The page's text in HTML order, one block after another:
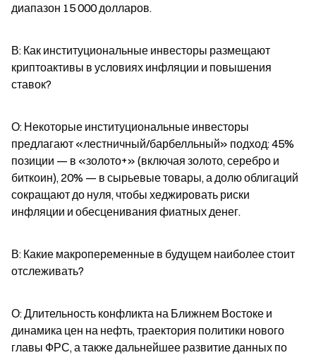
диапазон 15 000 долларов.
В: Как институциональные инвесторы размещают
криптоактивы в условиях инфляции и повышения
ставок?
О: Некоторые институциональные инвесторы
предлагают «лестничный/барбелльный» подход: 45%
позиции — в «золото+» (включая золото, серебро и
биткоин), 20% — в сырьевые товары, а долю облигаций
сокращают до нуля, чтобы хеджировать риски
инфляции и обесценивания фиатных денег.
В: Какие макропеременные в будущем наиболее стоит
отслеживать?
О: Длительность конфликта на Ближнем Востоке и
динамика цен на нефть, траектория политики нового
главы ФРС, а также дальнейшее развитие данных по